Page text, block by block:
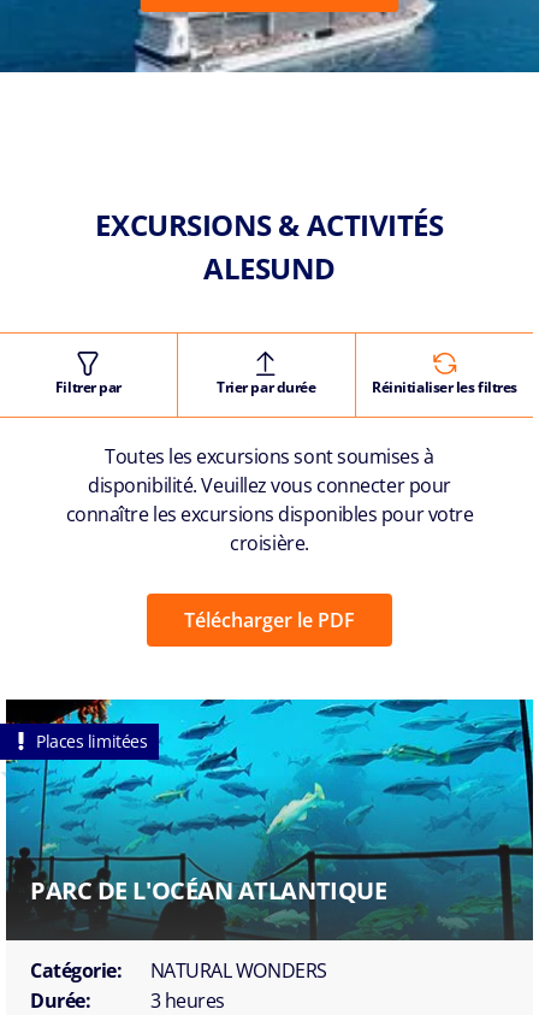
EXCURSIONS & ACTIVITÉS
ALESUND
Filtrer par Trier par durée Réinitialiser les filtres
Toutes les excursions sont soumises à
disponibilité. Veuillez vous connecter pour
connaître les excursions disponibles pour votre
croisière.
Télécharger le PDF
Places limitées
PARC DE L'OCÉAN ATLANTIQUE
Catégorie:
NATURAL WONDERS
Durée:
3 heures